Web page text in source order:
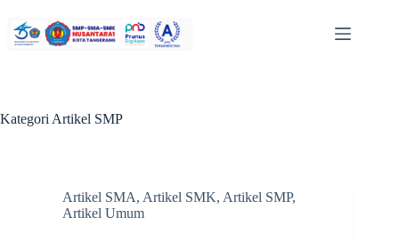
Kategori Artikel SMP
Artikel SMA, Artikel SMK, Artikel SMP,
Artikel Umum